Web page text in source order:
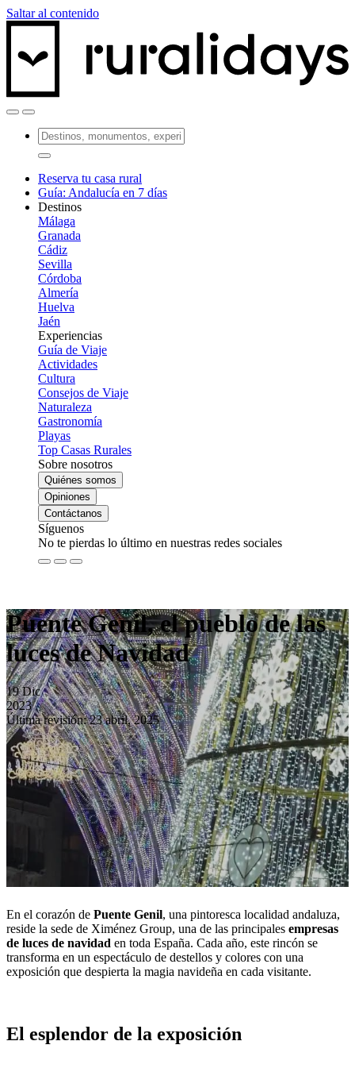
Saltar al contenido
Reserva tu casa rural
Guía: Andalucía en 7 días
Destinos
Málaga
Granada
Cádiz
Sevilla
Córdoba
Almería
Huelva
Jaén
Experiencias
Guía de Viaje
Actividades
Cultura
Consejos de Viaje
Naturaleza
Gastronomía
Playas
Top Casas Rurales
Sobre nosotros
Quiénes somos
Opiniones
Contáctanos
Síguenos
No te pierdas lo último en nuestras redes sociales
Puente Genil, el pueblo de las
luces de Navidad
19 Dic
2023
Última revisión: 23 abril, 2025
En el corazón de Puente Genil, una pintoresca localidad andaluza,
reside la sede de Ximénez Group, una de las principales empresas
de luces de navidad en toda España. Cada año, este rincón se
transforma en un espectáculo de destellos y colores con una
exposición que despierta la magia navideña en cada visitante.
El esplendor de la exposición